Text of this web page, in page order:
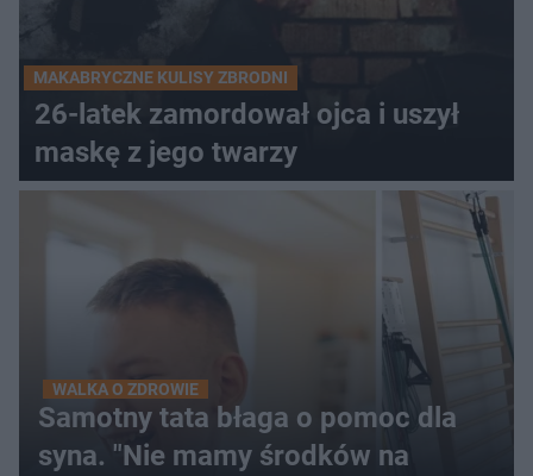
MAKABRYCZNE KULISY ZBRODNI
26-latek zamordował ojca i uszył
maskę z jego twarzy
WALKA O ZDROWIE
Samotny tata błaga o pomoc dla
syna. "Nie mamy środków na